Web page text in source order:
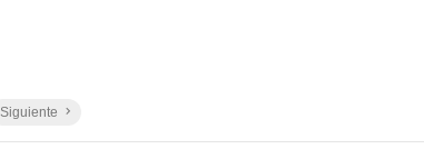
Siguiente keyboard_arrow_right